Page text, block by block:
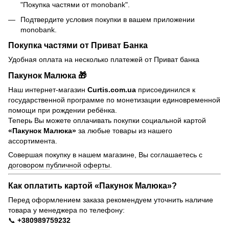
"Покупка частями от monobank".
Подтвердите условия покупки в вашем приложении
monobank.
Покупка частями от Приват Банка
Удобная оплата на несколько платежей от Приват банка
Пакунок Малюка 🎁
Наш интернет-магазин Curtis.com.ua присоединился к
государственной программе по монетизации единовременной
помощи при рождении ребёнка.
Теперь Вы можете оплачивать покупки социальной картой
«Пакунок Малюка» за любые товары из нашего
ассортимента.
Совершая покупку в нашем магазине, Вы соглашаетесь с
договором публичной оферты
Как оплатить картой «Пакунок Малюка»?
Перед оформлением заказа рекомендуем уточнить наличие
товара у менеджера по телефону:
📞 +380989759232